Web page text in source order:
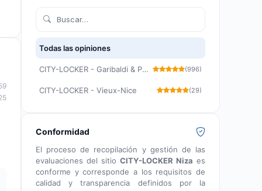
Todas las opiniones
CITY-LOCKER - Garibaldi & Port Lympia (996)
CITY-LOCKER - Vieux-Nice (29)
Conformidad
El proceso de recopilación y gestión de las
evaluaciones del sitio CITY-LOCKER Niza es
conforme y corresponde a los requisitos de
calidad y transparencia definidos por la